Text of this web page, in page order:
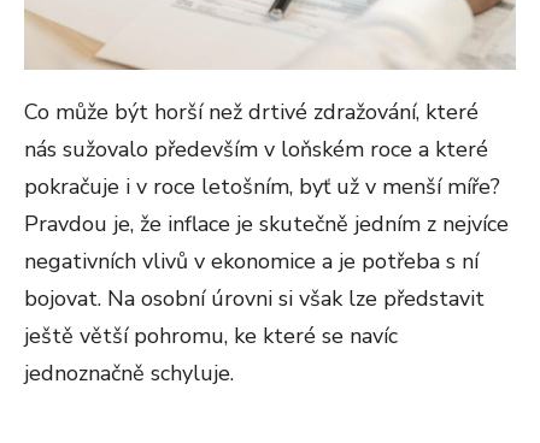
Co může být horší než drtivé zdražování, které
nás sužovalo především v loňském roce a které
pokračuje i v roce letošním, byť už v menší míře?
Pravdou je, že inflace je skutečně jedním z nejvíce
negativních vlivů v ekonomice a je potřeba s ní
bojovat. Na osobní úrovni si však lze představit
ještě větší pohromu, ke které se navíc
jednoznačně schyluje.